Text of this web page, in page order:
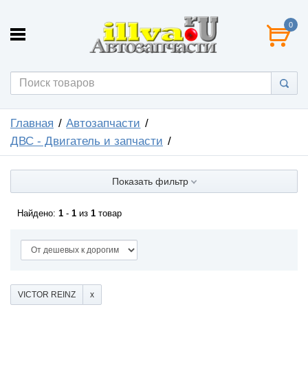
0
Главная
Автозапчасти
ДВС - Двигатель и запчасти
Показать фильтр
Найдено: 1 - 1 из 1 товар
VICTOR REINZ